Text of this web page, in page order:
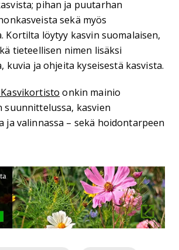
pihan ja puutarhan
sekä myös
Kortilta löytyy kasvin suomalaisen,
tieteellisen nimen lisäksi
kuvia ja ohjeita kyseisestä kasvista.
onkin mainio
suunnittelussa, kasvien
ja valinnassa – sekä hoidontarpeen